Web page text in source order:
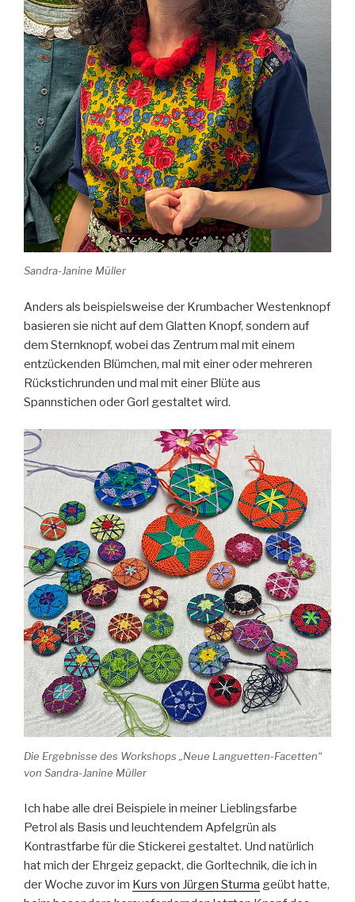
Sandra-Janine Müller
Anders als beispielsweise der Krumbacher Westenknopf
basieren sie nicht auf dem Glatten Knopf, sondern auf
dem Sternknopf, wobei das Zentrum mal mit einem
entzückenden Blümchen, mal mit einer oder mehreren
Rückstichrunden und mal mit einer Blüte aus
Spannstichen oder Gorl gestaltet wird.
Die Ergebnisse des Workshops „Neue Languetten-Facetten“
von Sandra-Janine Müller
Ich habe alle drei Beispiele in meiner Lieblingsfarbe
Petrol als Basis und leuchtendem Apfelgrün als
Kontrastfarbe für die Stickerei gestaltet. Und natürlich
hat mich der Ehrgeiz gepackt, die Gorltechnik, die ich in
der Woche zuvor im Kurs von Jürgen Sturma geübt hatte,